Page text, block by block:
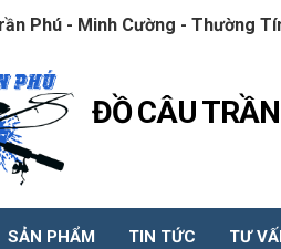
Phú - Minh Cường - Thường
ĐỒ CÂU
SẢN PHẨM TIN TỨC TƯ